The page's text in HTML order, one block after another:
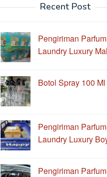
Recent Post
Pengiriman Parfum
Laundry Luxury
Botol Spray 100 Ml
Pengiriman Parfum
Laundry Luxury
Pengiriman Parfum